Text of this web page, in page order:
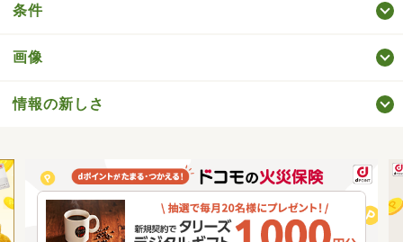
条件
画像
情報の新しさ